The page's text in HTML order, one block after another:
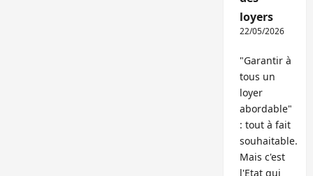
loyers
22/05/2026
"Garantir à
tous un
loyer
abordable"
: tout à fait
souhaitable.
Mais c'est
l'Etat qui